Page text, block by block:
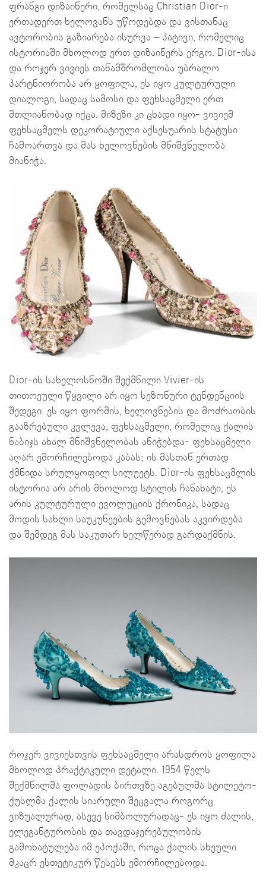
ფრანგი დიზაინერი, რომელსაც Christian Dior-ი
ერთადერთ ხელოვანს უწოდებდა და ვისთანაც
ავტორობის გაზიარება ისურვა – პატივი, რომელიც
ისტორიაში მხოლოდ ერთ დიზაინერს ერგო. Dior-ისა
და როჯერ ვივიეს თანამშრომლობა უბრალო
პარტნიორობა არ ყოფილა, ეს იყო კულტურული
დიალოგი, სადაც სამოსი და ფეხსაცმელი ერთ
მთლიანობად იქცა. მიზეზი კი ცხადი იყო- ვივიემ
ფეხსაცმელს დეკორატიული აქსესუარის სტატუსი
ჩამოართვა და მას ხელოვნების მნიშვნელობა
მიანიჭა.
Dior-ის სახელოსნოში შექმნილი Vivier-ის
თითოეული წყვილი არ იყო სეზონური ტენდენციის
შედეგი. ეს იყო ფორმის, ხელოვნების და მოძრაობის
გააზრებული კვლევა, ფეხსაცმელი, რომელიც ქალის
ნაბიჯს ახალ მნიშვნელობას ანიჭებდა- ფეხსაცმელი
აღარ ემორჩილებოდა კაბას; ის მასთან ერთად
ქმნიდა სრულყოფილ სილუეტს. Dior-ის ფეხსაცმლის
ისტორია არ არის მხოლოდ სტილის ჩანახატი, ეს
არის კულტურული ევოლუციის ქრონიკა, სადაც
მოდის სახლი საუკუნეების გემოვნებას აკვირდება
და შემდეგ მას საკუთარ ხელწერად გარდაქმნის.
როჯერ ვივიესთვის ფეხსაცმელი არასდროს ყოფილა
მხოლოდ პრაქტიკული დეტალი. 1954 წელს
შექმნილმა ფოლადის ბირთვზე აგებულმა სტილეტო-
ქუსლმა ქალის სიარული შეცვალა როგორც
ვიზუალურად, ასევე სიმბოლურადაც- ეს იყო ძალის,
ელეგანტურობის და თავდაჯერებულობის
გამოხატულება იმ ეპოქაში, როცა ქალის სხეული
მკაცრ ესთეტიკურ წესებს ემორჩილებოდა.